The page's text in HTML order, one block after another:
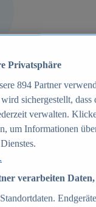
Online-Shops
Privatsphäre
894 Partner
sichergestellt,
verwalten.
um Informationen
verarbeiten